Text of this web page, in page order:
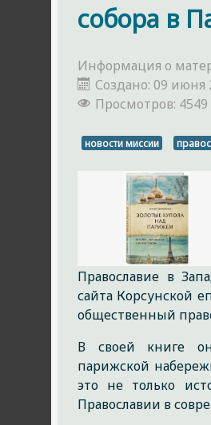
собора в
Информация о
Создано: 09 июня
Просмотров: 4549
новости миссии
Православие в
сайта Корсунской
общественный
В своей книге
парижской
это не только
Православии в